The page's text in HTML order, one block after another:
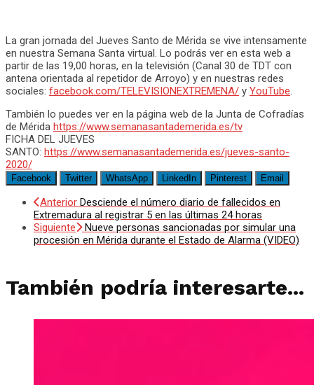
La gran jornada del Jueves Santo de Mérida se vive intensamente
en nuestra Semana Santa virtual. Lo podrás ver en esta web a
partir de las 19,00 horas, en la televisión (Canal 30 de TDT con
antena orientada al repetidor de Arroyo) y en nuestras redes
sociales: facebook.com/TELEVISIONEXTREMENA/ y YouTube
También lo puedes ver en la página web de la Junta de Cofradías
de Mérida https://www.semanasantademerida.es/tv
FICHA DEL JUEVES
SANTO: https://www.semanasantademerida.es/jueves-santo-
2020/
Facebook Twitter WhatsApp LinkedIn Pinterest Email
Anterior Desciende el número diario de fallecidos en
Extremadura al registrar 5 en las últimas 24 horas
Siguiente
Nueve personas sancionadas por simular una
procesión en Mérida durante el Estado de Alarma (VIDEO)
También podría interesarte...